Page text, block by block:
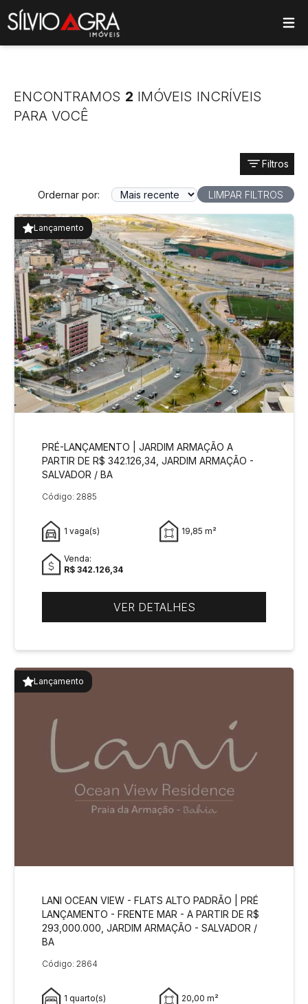
main menu
ENCONTRAMOS 2 IMÓVEIS INCRÍVEIS
PARA VOCÊ
Filtros
Ordernar por: LIMPAR FILTROS
Lançamento
PRÉ-LANÇAMENTO | JARDIM ARMAÇÃO A
PARTIR DE R$ 342.126,34, JARDIM ARMAÇÃO -
SALVADOR / BA
Código: 2885
1 vaga(s) 19,85 m²
Venda:
R$ 342.126,34
VER DETALHES
Lançamento
LANI OCEAN VIEW - FLATS ALTO PADRÃO | PRÉ
LANÇAMENTO - FRENTE MAR - A PARTIR DE R$
293,000.000, JARDIM ARMAÇÃO - SALVADOR /
BA
Código: 2864
1 quarto(s) 20,00 m²